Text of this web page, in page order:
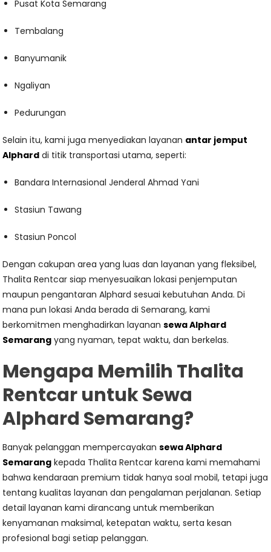
Pusat Kota Semarang
Tembalang
Banyumanik
Ngaliyan
Pedurungan
Selain itu, kami juga menyediakan layanan antar jemput
Alphard di titik transportasi utama, seperti:
Bandara Internasional Jenderal Ahmad Yani
Stasiun Tawang
Stasiun Poncol
Dengan cakupan area yang luas dan layanan yang fleksibel,
Thalita Rentcar siap menyesuaikan lokasi penjemputan
maupun pengantaran Alphard sesuai kebutuhan Anda. Di
mana pun lokasi Anda berada di Semarang, kami
berkomitmen menghadirkan layanansewa Alphard
Semarang yang nyaman, tepat waktu, dan berkelas.
Mengapa Memilih Thalita
Rentcar untuk Sewa
Alphard Semarang?
Banyak pelanggan mempercayakansewa Alphard
Semarang kepada Thalita Rentcar karena kami memahami
bahwa kendaraan premium tidak hanya soal mobil, tetapi juga
tentang kualitas layanan dan pengalaman perjalanan. Setiap
detail layanan kami dirancang untuk memberikan
kenyamanan maksimal, ketepatan waktu, serta kesan
profesional bagi setiap pelanggan.